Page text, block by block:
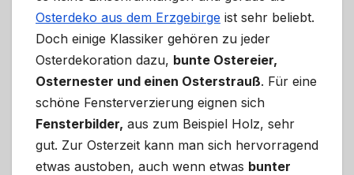
Osterdeko aus dem Erzgebirge ist sehr beliebt.
Doch einige Klassiker gehören zu jeder
Osterdekoration dazu, bunte Ostereier,
Osternester und einen Osterstrauß. Für eine
schöne Fensterverzierung eignen sich
Fensterbilder, aus zum Beispiel Holz, sehr
gut. Zur Osterzeit kann man sich hervorragend
etwas austoben, auch wenn etwas bunter